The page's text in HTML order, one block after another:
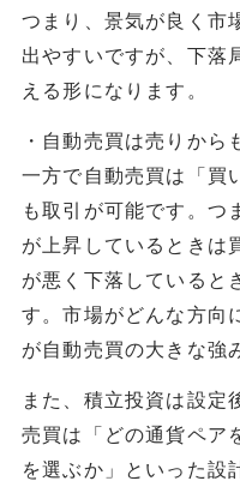
つまり、景気が良く市
出やすいですが、下落
える形になります。
・自動売買は売りから
一方で自動売買は「買
も取引が可能です。つ
が上昇しているときは
が悪く下落していると
す。市場がどんな方向
が自動売買の大きな強
また、積立投資は設定
売買は「どの通貨ペア
を選ぶか」といった設